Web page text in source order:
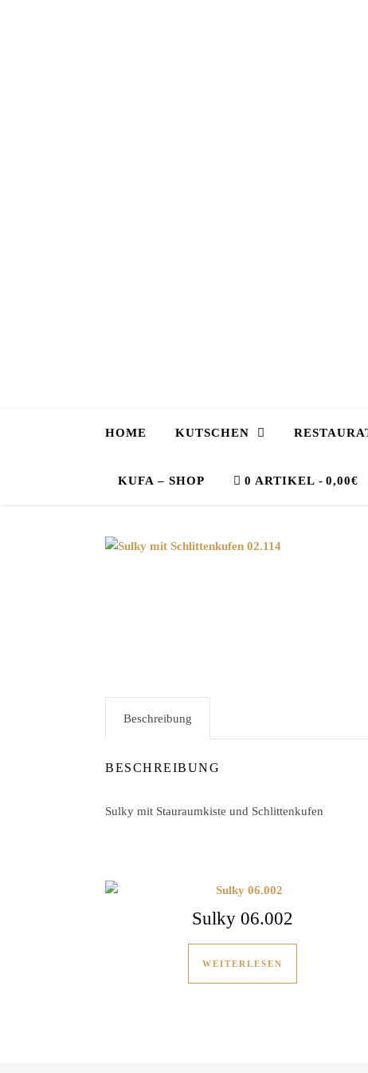
HOME KUTSCHEN
KUFA – SHOP 0 ARTIKEL 0,00€
Beschreibung
BESCHREIBUNG
Sulky mit Stauraumkiste und Schlittenkufen
Sulky 06.002
WEITERLESEN